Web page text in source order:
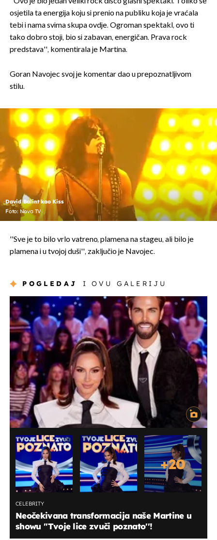
osjetila ta energija koju si prenio na publiku koja je vraćala
tebi i nama svima skupa ovdje. Ogroman spektakl, ovo ti
tako dobro stoji, bio si zabavan, energičan. Prava rock
predstava'', komentirala je Martina.
Goran Navojec svoj je komentar dao u prepoznatljivom
stilu.
David Balint kao Kiss
Foto: Nova TV
''Sve je to bilo vrlo vatreno, plamena na stageu, ali bilo je
plamena i u tvojoj duši'', zaključio je Navojec.
POGLEDAJ I OVU GALERIJU
+20
CELEBRITY
Neočekivana transformacija naše Martine u
showu ''Tvoje lice zvuči poznato''!